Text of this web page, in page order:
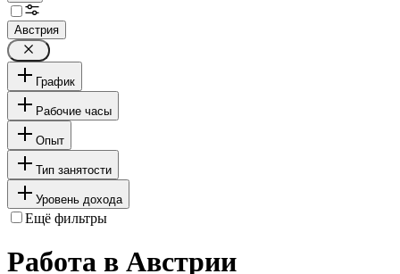
Австрия
График
Рабочие часы
Опыт
Тип занятости
Уровень дохода
Ещё фильтры
Работа в Австрии